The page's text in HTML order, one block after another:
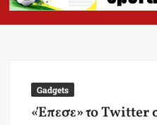
Gadgets
«Έπεσε» το Twitter